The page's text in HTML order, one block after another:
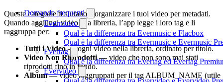
Domande frequenti
Evermusic
Qual è la differenza tra Evermusic e Flacbox
Qual è la differenza tra Evermusic e Evermusic
Evertag
Qual è la differenza tra Evertag ed Evertag
Evervideo
Queste categorie ti aiutano a organizzare i tuoi video per metadati.
Quando aggiungi video alla libreria, l’app legge i loro tag e li
raggruppa per:
Tutti i Video— ogni video nella libreria, ordinato per titolo.
Video Non Riprodotti— video che non sono mai stati
riprodotti fino in fondo.
Album— video raggruppati per il tag ALBUM_NAME (utile